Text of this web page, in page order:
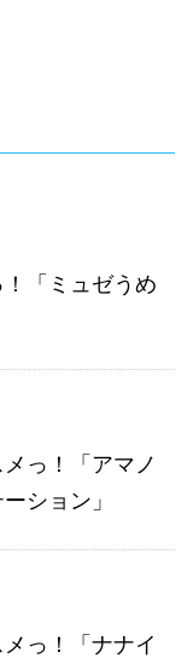
「ミュゼうめ
っ！「アマノ
ション」
っ！「ナナイ